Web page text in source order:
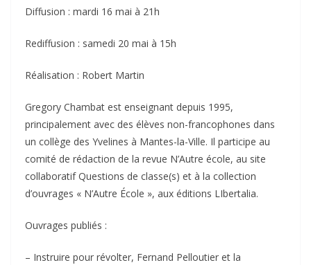
Diffusion : mardi 16 mai à 21h
Rediffusion : samedi 20 mai à 15h
Réalisation : Robert Martin
Gregory Chambat est enseignant depuis 1995,
principalement avec des élèves non-francophones dans
un collège des Yvelines à Mantes-la-Ville. Il participe au
comité de rédaction de la revue N’Autre école, au site
collaboratif Questions de classe(s) et à la collection
d’ouvrages « N’Autre École », aux éditions LIbertalia.
Ouvrages publiés :
– Instruire pour révolter, Fernand Pelloutier et la